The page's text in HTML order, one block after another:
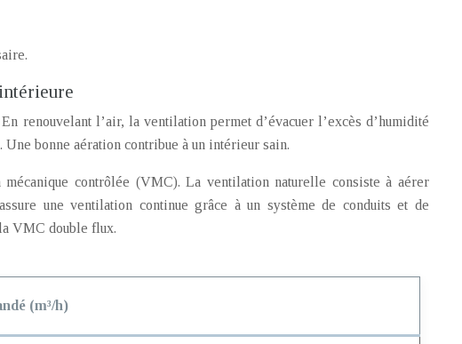
renouvelant l’air, la ventilation permet d’évacuer l’excès d’humidité
bonne aération contribue à un intérieur sain.
contrôlée (VMC). La ventilation naturelle consiste à aérer
une ventilation continue grâce à un système de conduits et de
VMC double flux.
(m³/h)